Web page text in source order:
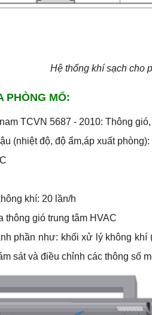
Hệ thống khí sạch cho
PHÒNG MỔ:
TCVN 5687 - 2010: Thông
(nhiệt độ, độ ẩm,áp xuất phòng):
khí: 20 lần/h
thông gió trung tâm HVAC
phần như: khối xử lý không
sát và điều chỉnh các thông số